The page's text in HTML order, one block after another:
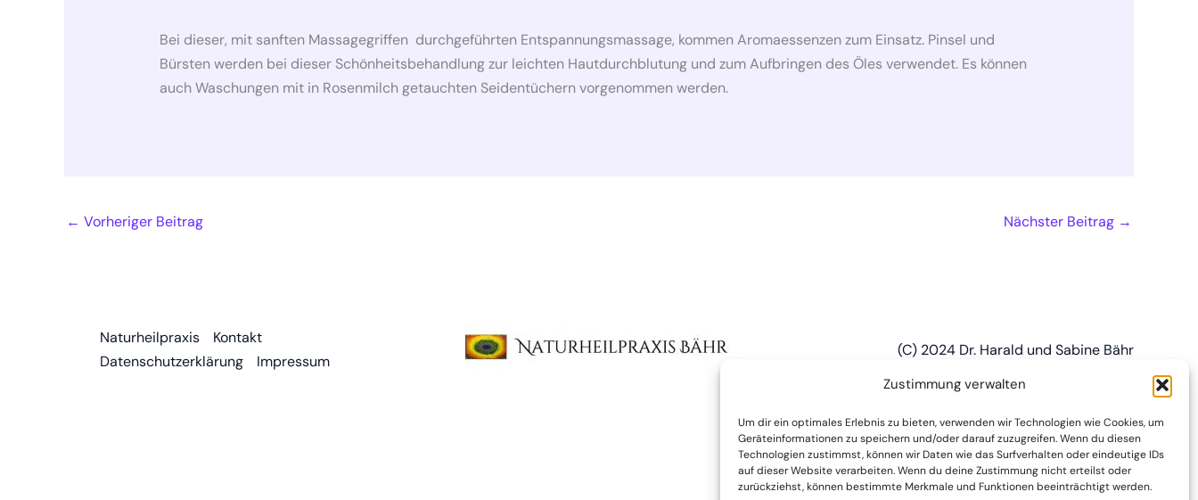
Zustimmung verwalten
Um dir ein optimales Erlebnis zu bieten, verwenden wir Technologien wie Cookies, um
Geräteinformationen zu speichern und/oder darauf zuzugreifen. Wenn du diesen
Technologien zustimmst, können wir Daten wie das Surfverhalten oder eindeutige IDs
auf dieser Website verarbeiten. Wenn du deine Zustimmung nicht erteilst oder
zurückziehst, können bestimmte Merkmale und Funktionen beeinträchtigt werden.
Bei dieser, mit sanften Massagegriffen durchgeführten Entspannungsmassage, kommen Aromaessenzen zum Einsatz. Pinsel und
Bürsten werden bei dieser Schönheitsbehandlung zur leichten Hautdurchblutung und zum Aufbringen des Öles verwendet. Es können
auch Waschungen mit in Rosenmilch getauchten Seidentüchern vorgenommen werden.
← Vorheriger Beitrag Nächster Beitrag →
Naturheilpraxis
Kontakt
Datenschutzerklärung
Impressum
(C) 2024 Dr. Harald und Sabine Bähr